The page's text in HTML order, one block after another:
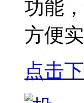
功能
方便
点击